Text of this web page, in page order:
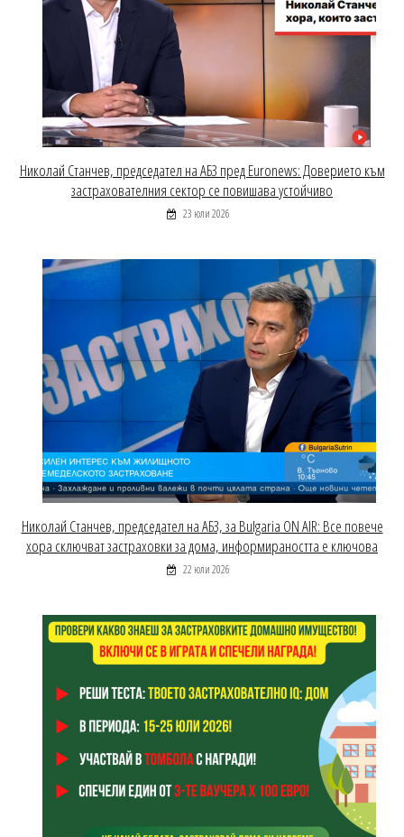
Николай Станчев, председател на АБЗ пред Euronews: Доверието към
застрахователния сектор се повишава устойчиво
23 юли 2026
Николай Станчев, председател на АБЗ, за Bulgaria ON AIR: Все повече
хора сключват застраховки за дома, информираността е ключова
22 юли 2026